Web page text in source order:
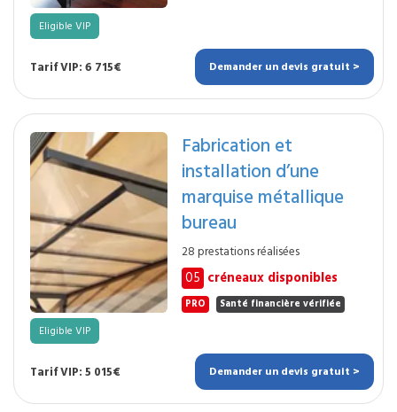
Eligible VIP
Tarif VIP: 6 715€ Demander un devis gratuit >
Fabrication et
installation d’une
marquise métallique
bureau
28 prestations réalisées
05 créneaux disponibles
PRO Santé financière vérifiée
Eligible VIP
Tarif VIP: 5 015€ Demander un devis gratuit >